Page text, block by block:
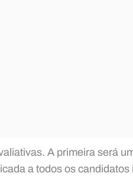
A primeira será
a todos os